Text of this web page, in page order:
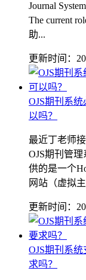
Journal
The current
助...
更新时间：
OJS期刊系
以吗？
最近丁老师
OJS期刊管理
供的是一个
网站（虚拟
更新时间：
OJS期刊系统
求吗？